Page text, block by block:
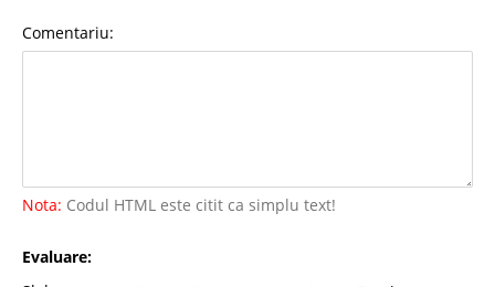
Comentariu:
Nota: Codul HTML este citit ca simplu text!
Evaluare: